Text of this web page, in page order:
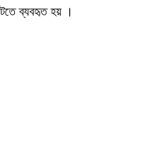
ব্যবহৃত হয় ।